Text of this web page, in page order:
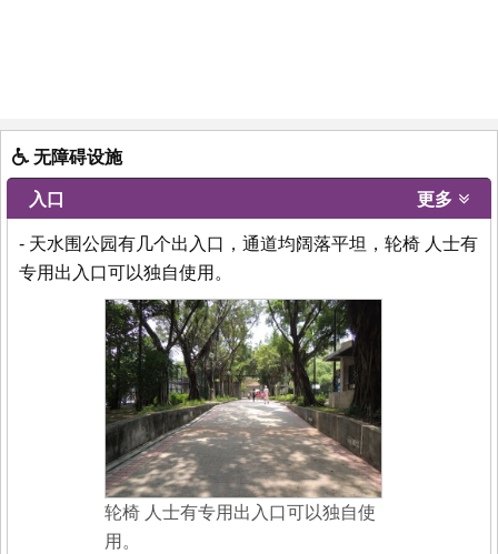
无障碍设施
入口 更多
- 天水围公园有几个出入口，通道均阔落平坦，轮椅 人士有
专用出入口可以独自使用。
轮椅 人士有专用出入口可以独自使
用。